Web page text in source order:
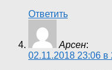
Ответить
Арсен:
02.11.2018 23:06 в